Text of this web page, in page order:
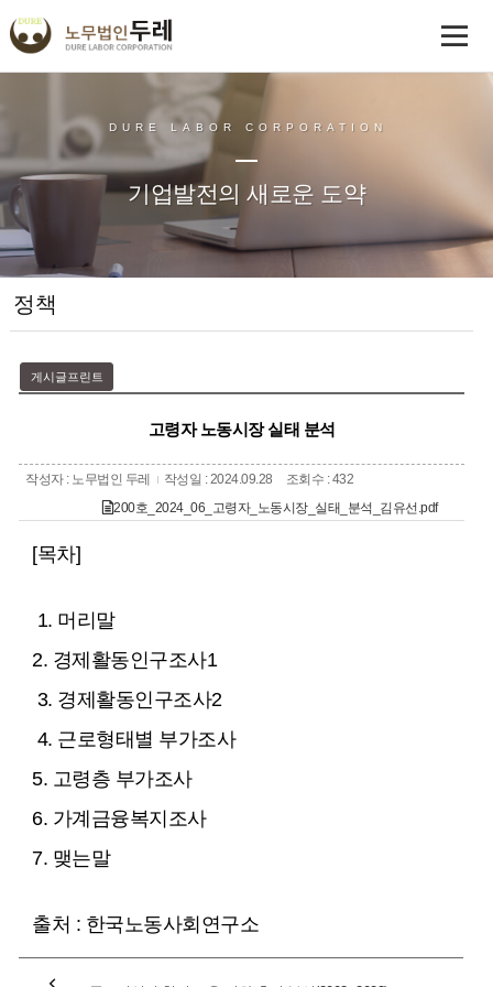
DURE LABOR CORPORATION
기업발전의 새로운 도약
정책
게시글프린트
고령자 노동시장 실태 분석
작성자 : 노무법인 두레 작성일 : 2024.09.28
조회수 : 432
200호_2024_06_고령자_노동시장_실태_분석_김유선.pdf
[목차]
1. 머리말
2. 경제활동인구조사1
3. 경제활동인구조사2
4. 근로형태별 부가조사
5. 고령층 부가조사
6. 가계금융복지조사
7. 맺는말
출처 : 한국노동사회연구소